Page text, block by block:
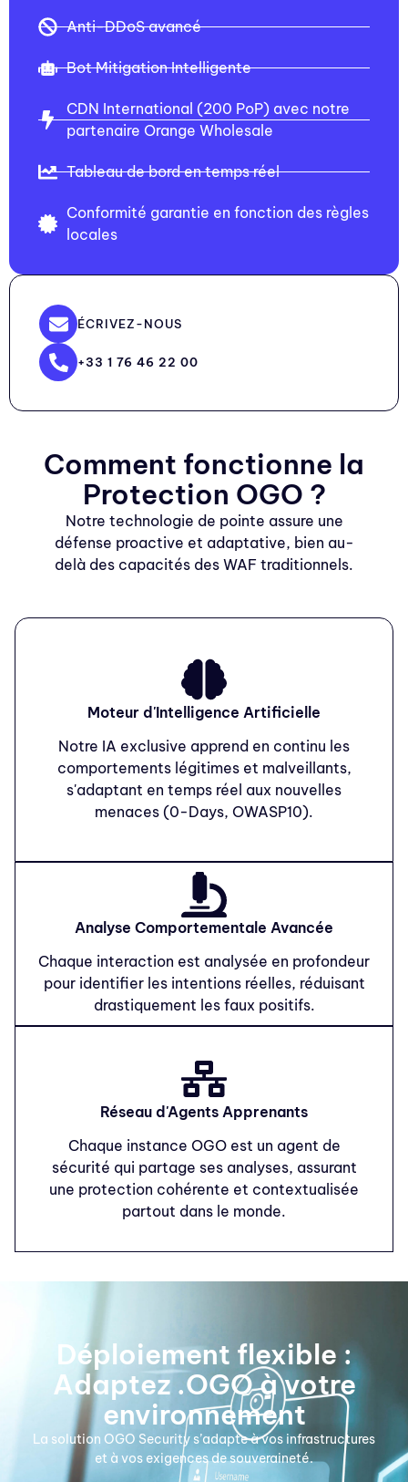
Anti-DDoS avancé
Bot Mitigation Intelligente
CDN International (200 PoP) avec notre
partenaire Orange Wholesale
Tableau de bord en temps réel
Conformité garantie en fonction des règles
locales
ÉCRIVEZ-NOUS
+33 1 76 46 22 00
Comment fonctionne la
Protection OGO ?
Notre technologie de pointe assure une
défense proactive et adaptative, bien au-
delà des capacités des WAF traditionnels.
Moteur d'Intelligence Artificielle
Notre IA exclusive apprend en continu les
comportements légitimes et malveillants,
s'adaptant en temps réel aux nouvelles
menaces (0-Days, OWASP10).
Analyse Comportementale Avancée
Chaque interaction est analysée en profondeur
pour identifier les intentions réelles, réduisant
drastiquement les faux positifs.
Réseau d'Agents Apprenants
Chaque instance OGO est un agent de
sécurité qui partage ses analyses, assurant
une protection cohérente et contextualisée
partout dans le monde.
Déploiement flexible :
Adaptez .OGO à votre
environnement
La solution OGO Security s’adapte à vos infrastructures
et à vos exigences de souveraineté.